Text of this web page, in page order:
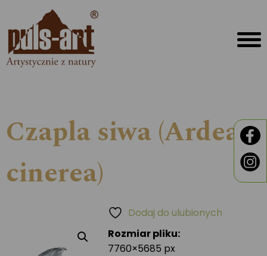
Czapla siwa (Ardea
cinerea)
Rozmiar pliku:
7760×5685 px
Dodaj do ulubionych